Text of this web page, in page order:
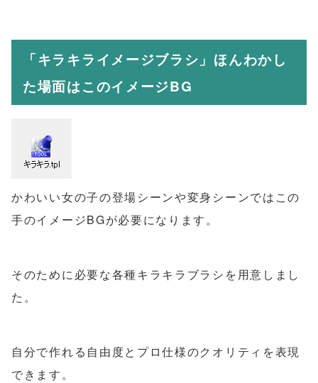
「キラキライメージブラシ」ほんわかし
た場面はこのイメージBG
かわいい女の子の登場シーンや変身シーンではこの
手のイメージBGが必要になります。
そのために必要な各種キラキラブラシを用意しまし
た。
自分で作れる自由度とプロ仕様のクオリティを表現
できます。